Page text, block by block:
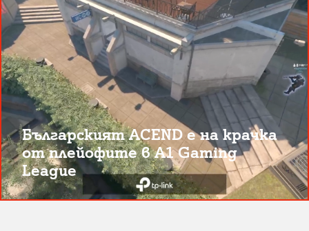
Българският ACEND е на крачка
от плейофите в A1 Gaming
League